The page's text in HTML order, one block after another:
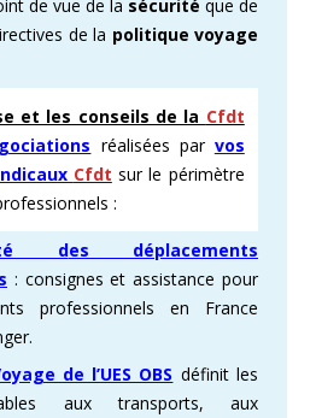
de vue de la sécurité que de
de la politique voyage
et les conseils de la Cfdt
réalisées par vos
Cfdt sur le périmètre
:
des déplacements
: consignes et assistance pour
professionnels en France
de l’UES OBS définit les
aux transports, aux